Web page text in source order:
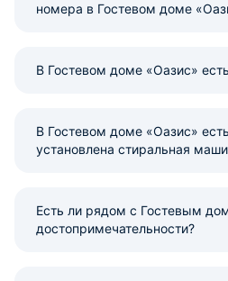
номера в Гостевом доме
В Гостевом доме «Оазис»
В Гостевом доме «Оазис»
установлена стиральная
Есть ли рядом с Гостевым
достопримечательности?